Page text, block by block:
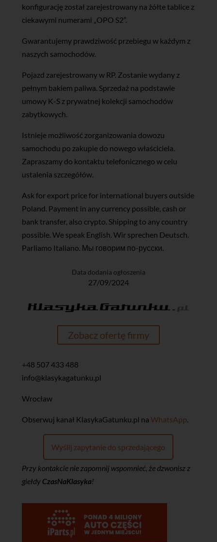
konfigurację został zarejestrowany na żółte tablice z
ciekawymi numerami „OPO S2”.
Gwarantujemy prawdziwość przebiegu w każdym z
naszych samochodów.
Pojazd zarejestrowany w RP. Zostanie wydany z
pełnym bakiem paliwa. Sprzedaż na podstawie
umowy K-S z prywatnej kolekcji samochodów
zabytkowych.
Istnieje możliwość zorganizowania dowozu
samochodu po zakupie do nowego właściciela.
Zapraszamy do kontaktu telefonicznego w celu
ustalenia szczegółów.
Ask for export price for international buyers outside
Poland. Payment in any currency possible, cash or
bank transfer, also crypto. Shipping to any country
possible. We speak English. Wir sprechen Deutsch.
Parliamo Italiano. Мы говорим по-русски.
Data dodania ogłoszenia
27/09/2024
Zobacz ofertę firmy
+48 507 433 488
info@klasykagatunku.pl
Wrocław
‎Obserwuj kanał KlasykaGatunku.pl na WhatsApp
Wyślij zapytanie do sprzedającego
Przy kontakcie nie zapomnij wspomnieć, że dzwonisz z
giełdy CzasNaKlasyka!